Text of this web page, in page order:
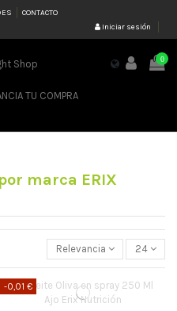
CONTACTO
Iniciar sesión
0
TU COMPRA
marca ERIX
Relevancia 24
-0,01 €